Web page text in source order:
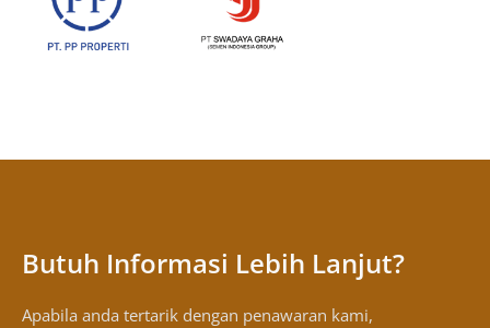
Butuh Informasi Lebih Lanjut?
Apabila anda tertarik dengan penawaran kami,